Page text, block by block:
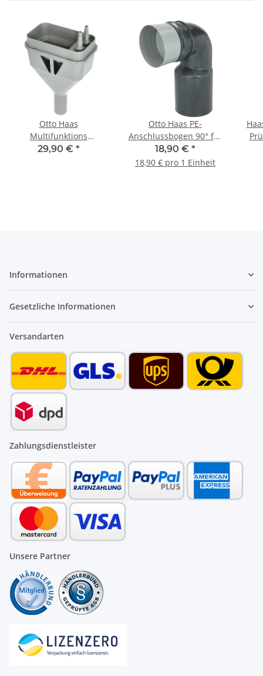
Otto Haas
Multifunktions
Sicherheitstrichtersifon
29,90 € *
Otto Haas PE-
Anschlussbogen 90° für
Wand-WC 90/110 mit
Bauschutz
18,90 € *
18,90 € pro 1 Einheit
Informationen
Gesetzliche Informationen
Versandarten
Zahlungsdienstleister
Unsere Partner